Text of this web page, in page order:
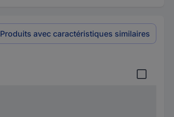
Produits avec caractéristiques similaires